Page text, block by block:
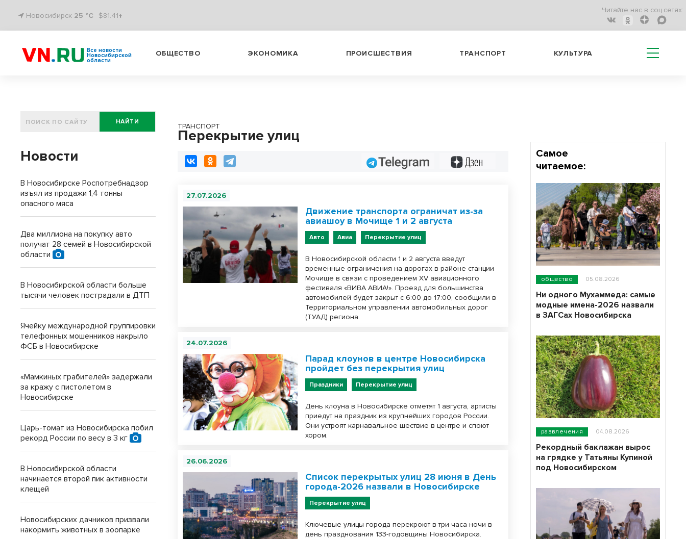
Новосибирск 25 °C $81.41↑
Читайте нас в соц.сетях:
Все новости
Новосибирской
области
ОБЩЕСТВО ЭКОНОМИКА ПРОИСШЕСТВИЯ ТРАНСПОРТ КУЛЬТУРА
ТРАНСПОРТ
Перекрытие улиц
Telegram
27.07.2026
Движение транспорта ограничат из-за
авиашоу в Мочище 1 и 2 августа
Авто Авиа Перекрытие улиц
В Новосибирской области 1 и 2 августа введут
временные ограничения на дорогах в районе станции
Мочище в связи с проведением XV авиационного
фестиваля «ВИВА АВИА!». Проезд для большинства
автомобилей будет закрыт с 6:00 до 17:00, сообщили в
Территориальном управлении автомобильных дорог
(ТУАД) региона.
24.07.2026
Парад клоунов в центре Новосибирска
пройдет без перекрытия улиц
Праздники Перекрытие улиц
День клоуна в Новосибирске отметят 1 августа, артисты
приедут на праздник из крупнейших городов России.
Они устроят карнавальное шествие в центре и споют
хором.
26.06.2026
Список перекрытых улиц 28 июня в День
города-2026 назвали в Новосибирске
Перекрытие улиц
Ключевые улицы города перекроют в три часа ночи в
день празднования 133-годовщины Новосибирска.
НАЙТИ
Новости
В Новосибирске Роспотребнадзор
изъял из продажи 1,4 тонны
опасного мяса
Два миллиона на покупку авто
получат 28 семей в Новосибирской
области
В Новосибирской области больше
тысячи человек пострадали в ДТП
Ячейку международной группировки
телефонных мошенников накрыло
ФСБ в Новосибирске
«Мамкиных грабителей» задержали
за кражу с пистолетом в
Новосибирске
Царь-томат из Новосибирска побил
рекорд России по весу в 3 кг
В Новосибирской области
начинается второй пик активности
клещей
Новосибирских дачников призвали
накормить животных в зоопарке
Самое
читаемое:
общество 05.08.2026
Ни одного Мухаммеда: самые
модные имена-2026 назвали
в ЗАГСах Новосибирска
развлечения 04.08.2026
Рекордный баклажан вырос
на грядке у Татьяны Купиной
под Новосибирском